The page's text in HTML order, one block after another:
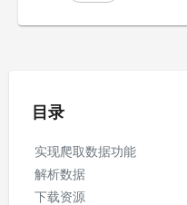
目录
实现爬取数据功能
解析数据
下载资源